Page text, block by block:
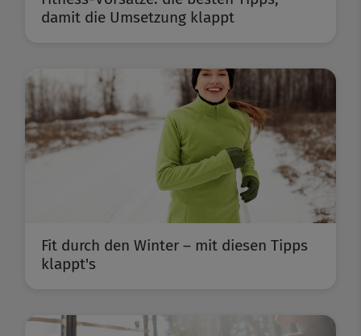
damit die Umsetzung klappt
Fit durch den Winter – mit diesen Tipps
klappt's